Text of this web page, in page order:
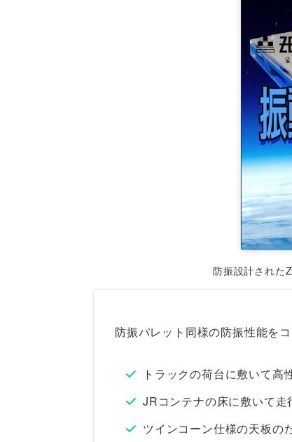
防振設計された
防振パレット同様の防振性能を
トラックの荷台に敷いて高
JRコンテナの床に敷いて走
ツインコーン仕様の天板の